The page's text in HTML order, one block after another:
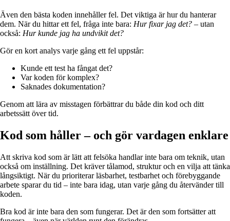
Även den bästa koden innehåller fel. Det viktiga är hur du hanterar
dem. När du hittar ett fel, fråga inte bara: Hur fixar jag det? – utan
också: Hur kunde jag ha undvikit det?
Gör en kort analys varje gång ett fel uppstår:
Kunde ett test ha fångat det?
Var koden för komplex?
Saknades dokumentation?
Genom att lära av misstagen förbättrar du både din kod och ditt
arbetssätt över tid.
Kod som håller – och gör vardagen enklare
Att skriva kod som är lätt att felsöka handlar inte bara om teknik, utan
också om inställning. Det kräver tålamod, struktur och en vilja att tänka
långsiktigt. När du prioriterar läsbarhet, testbarhet och förebyggande
arbete sparar du tid – inte bara idag, utan varje gång du återvänder till
koden.
Bra kod är inte bara den som fungerar. Det är den som fortsätter att